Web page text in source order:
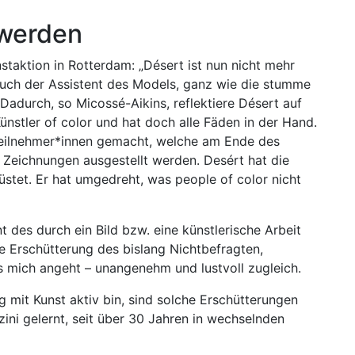
in Rotterdam: „Désert ist nun nicht mehr
der Assistent des Models, ganz wie die stumme
so Micossé-Aikins, reflektiere Désert auf
of color und hat doch alle Fäden in der Hand.
gemacht, welche am Ende des
ausgestellt werden. Desért hat die
Er hat umgedreht, was people of color nicht
des durch ein Bild bzw. eine künstlerische Arbeit
des bislang Nichtbefragten,
angeht – unangenehm und lustvoll zugleich.
mit Kunst aktiv bin, sind solche Erschütterungen
gelernt, seit über 30 Jahren in wechselnden